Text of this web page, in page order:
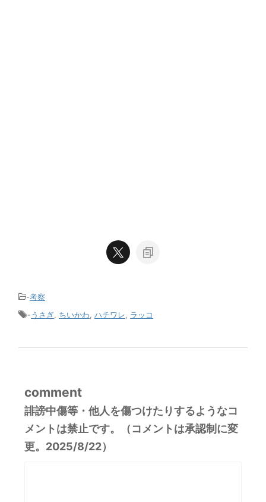
-考察
-うさぎ ちいかわ ハチワレ ラッコ
comment
誹謗中傷等・他人を傷つけたりするようなコ
メントは禁止です。（コメントは承認制に変
更。2025/8/22）